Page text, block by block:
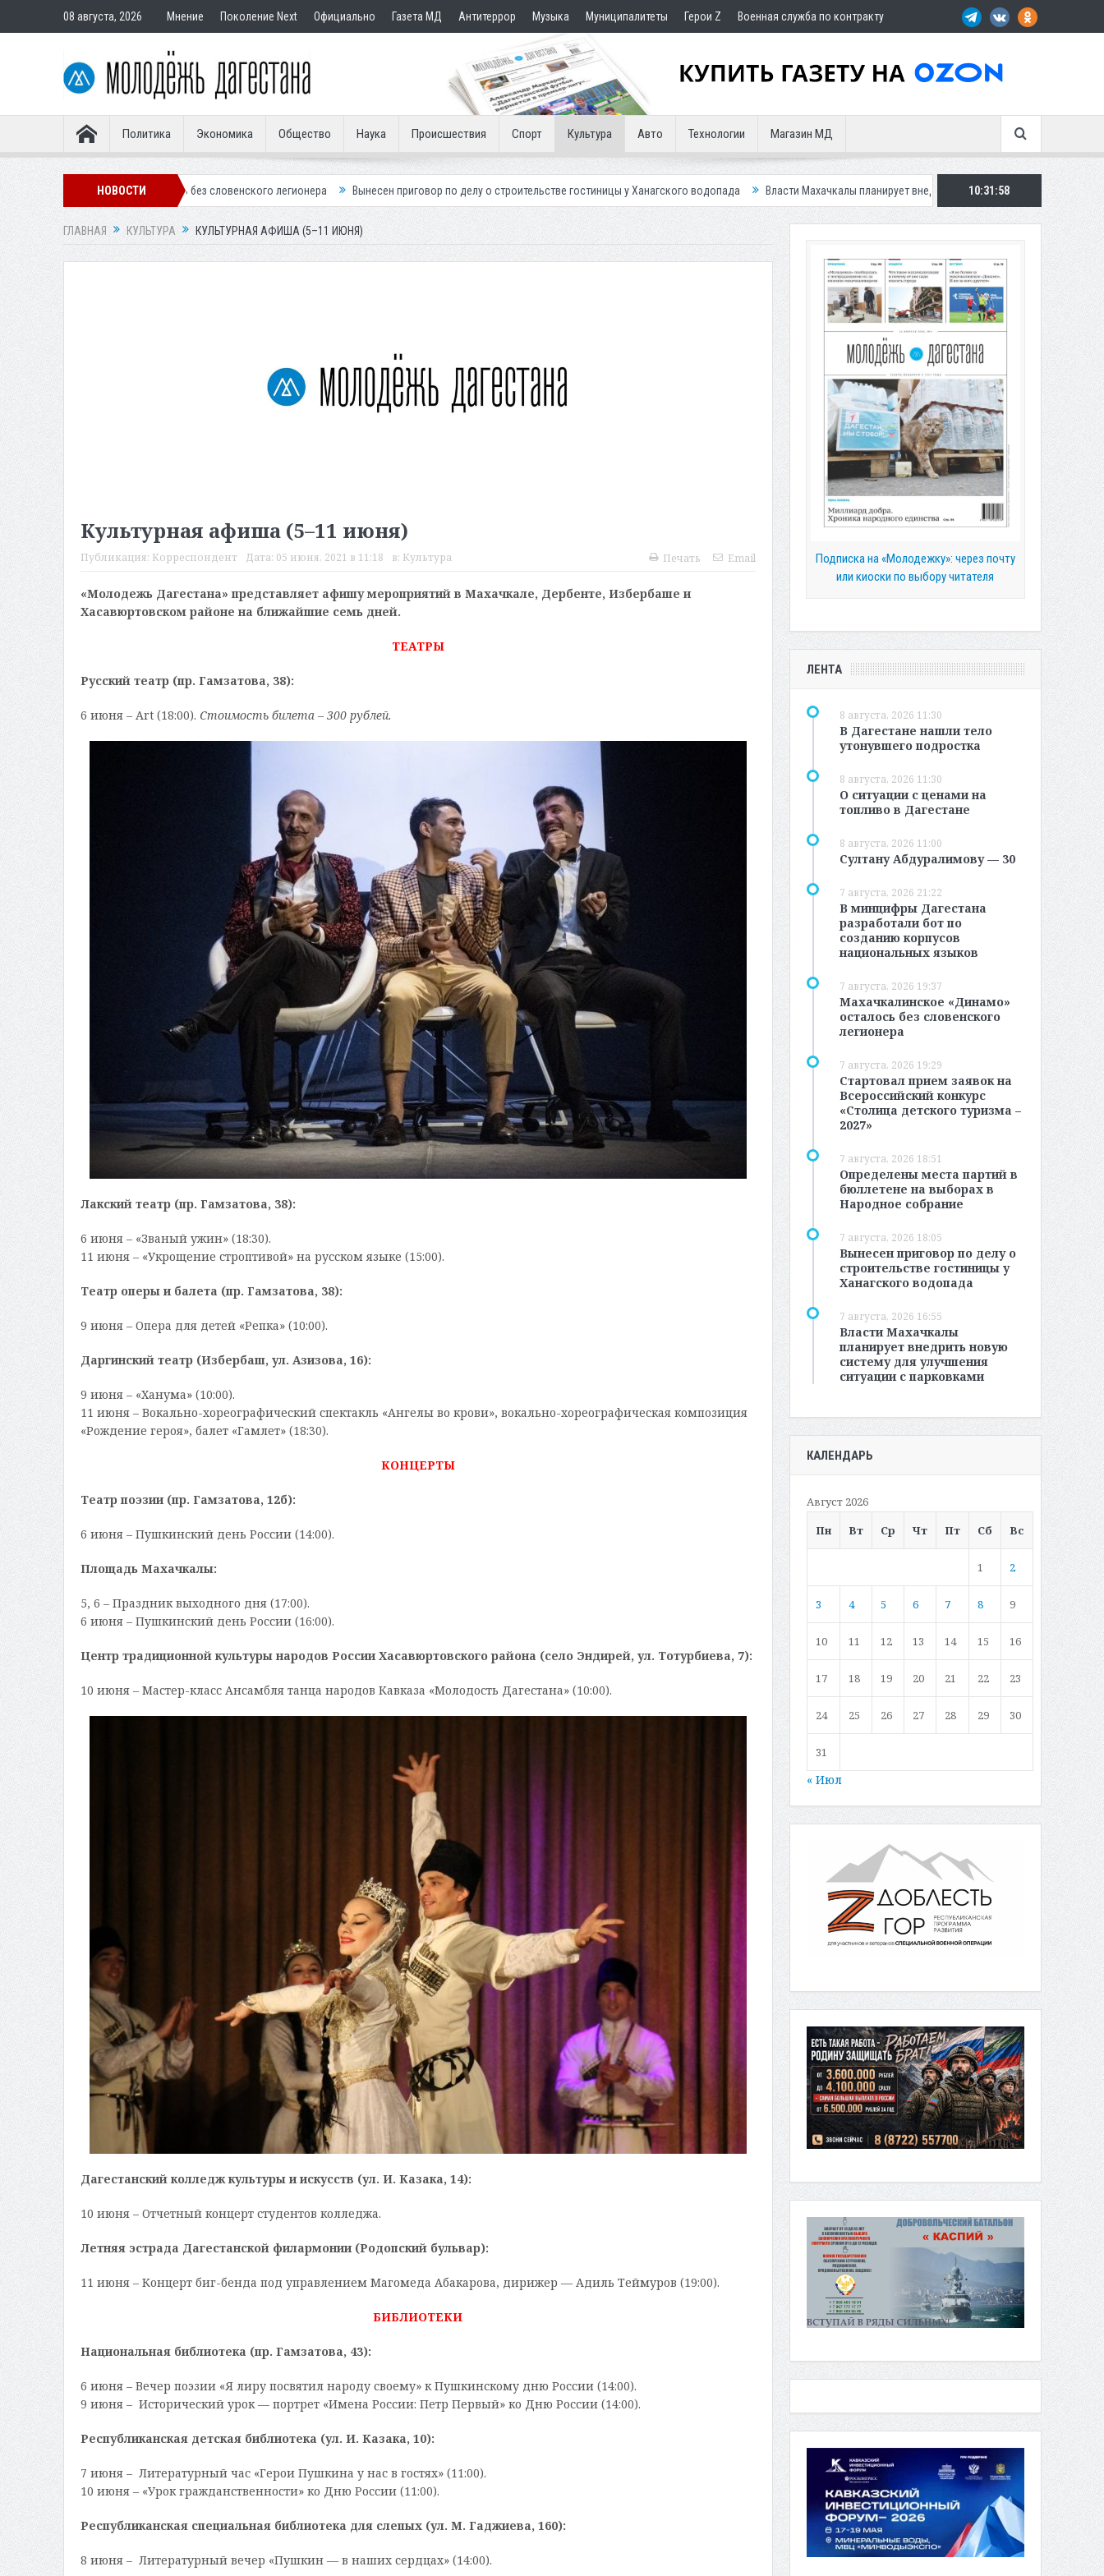
08 августа, 2026 Мнение Поколение Next Официально Газета МД Антитеррор Музыка Муниципалитеты Герои Z Военная служба по контракту
Политика Экономика Общество Наука Происшествия Спорт Культура Авто Технологии Магазин МД
НОВОСТИ
осталось без словенского легионера Вынесен приговор по делу о строительстве гостиницы у Ханагского водопада Власти Махачкалы планирует внедрить новую систему для улучшения ситуации с
10:32:00
ГЛАВНАЯ КУЛЬТУРА КУЛЬТУРНАЯ АФИША (5–11 ИЮНЯ)
Культурная афиша (5–11 июня)
Публикация: Корреспондент Дата: 05 июня, 2021 в 11:18 в: Культура Печать Email
«Молодежь Дагестана» представляет афишу мероприятий в Махачкале, Дербенте, Избербаше и
Хасавюртовском районе на ближайшие семь дней.
ТЕАТРЫ
Русский театр (пр. Гамзатова, 38):
6 июня – Art (18:00). Стоимость билета – 300 рублей.
Лакский театр (пр. Гамзатова, 38):
6 июня – «Званый ужин» (18:30).
11 июня – «Укрощение строптивой» на русском языке (15:00).
Театр оперы и балета (пр. Гамзатова, 38):
9 июня – Опера для детей «Репка» (10:00).
Даргинский театр (Избербаш, ул. Азизова, 16):
9 июня – «Ханума» (10:00).
11 июня – Вокально-хореографический спектакль «Ангелы во крови», вокально-хореографическая композиция
«Рождение героя», балет «Гамлет» (18:30).
КОНЦЕРТЫ
Театр поэзии (пр. Гамзатова, 12б):
6 июня – Пушкинский день России (14:00).
Площадь Махачкалы:
5, 6 – Праздник выходного дня (17:00).
6 июня – Пушкинский день России (16:00).
Центр традиционной культуры народов России Хасавюртовского района (село Эндирей, ул. Тотурбиева, 7):
10 июня – Мастер-класс Ансамбля танца народов Кавказа «Молодость Дагестана» (10:00).
Дагестанский колледж культуры и искусств (ул. И. Казака, 14):
10 июня – Отчетный концерт студентов колледжа.
Летняя эстрада Дагестанской филармонии (Родопский бульвар):
11 июня – Концерт биг-бенда под управлением Магомеда Абакарова, дирижер — Адиль Теймуров (19:00).
БИБЛИОТЕКИ
Национальная библиотека (пр. Гамзатова, 43):
6 июня – Вечер поэзии «Я лиру посвятил народу своему» к Пушкинскому дню России (14:00).
9 июня – Исторический урок — портрет «Имена России: Петр Первый» ко Дню России (14:00).
Республиканская детская библиотека (ул. И. Казака, 10):
7 июня – Литературный час «Герои Пушкина у нас в гостях» (11:00).
10 июня – «Урок гражданственности» ко Дню России (11:00).
Республиканская специальная библиотека для слепых (ул. М. Гаджиева, 160):
8 июня – Литературный вечер «Пушкин — в наших сердцах» (14:00).
Подписка на «Молодежку»: через почту
или киоски по выбору читателя
ЛЕНТА
8 августа, 2026 11:30
В Дагестане нашли тело
утонувшего подростка
8 августа, 2026 11:30
О ситуации с ценами на
топливо в Дагестане
8 августа, 2026 11:00
Султану Абдуралимову — 30
7 августа, 2026 21:22
В минцифры Дагестана
разработали бот по
созданию корпусов
национальных языков
7 августа, 2026 19:37
Махачкалинское «Динамо»
осталось без словенского
легионера
7 августа, 2026 19:29
Стартовал прием заявок на
Всероссийский конкурс
«Столица детского туризма –
2027»
7 августа, 2026 18:51
Определены места партий в
бюллетене на выборах в
Народное собрание
7 августа, 2026 18:05
Вынесен приговор по делу о
строительстве гостиницы у
Ханагского водопада
7 августа, 2026 16:55
Власти Махачкалы
планирует внедрить новую
систему для улучшения
ситуации с парковками
КАЛЕНДАРЬ
Август 2026
Пн
Вт Ср Чт Пт Сб Вс
1 2
3 4 5 6 7 8 9
10 11 12 13 14 15 16
17 18 19 20 21 22 23
24 25 26 27 28 29 30
31
« Июл